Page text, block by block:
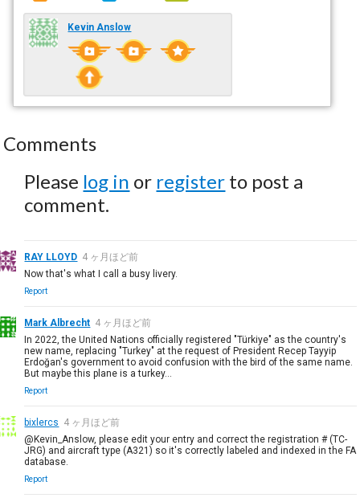
Kevin Anslow
Comments
Please log in or register to post a
comment.
RAY LLOYD 4 ヶ月ほど前
Now that's what I call a busy livery.
Report
Mark Albrecht 4 ヶ月ほど前
In 2022, the United Nations officially registered "Türkiye" as the country's
new name, replacing "Turkey" at the request of President Recep Tayyip
Erdoğan's government to avoid confusion with the bird of the same name.
But maybe this plane is a turkey...
Report
bixlercs 4 ヶ月ほど前
@Kevin_Anslow, please edit your entry and correct the registration # (TC-
JRG) and aircraft type (A321) so it's correctly labeled and indexed in the FA
database.
Report